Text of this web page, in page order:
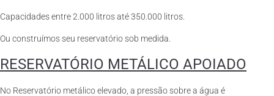
Capacidades entre 2.000 litros até 350.000 litros.
Ou construímos seu reservatório sob medida.
RESERVATÓRIO METÁLICO APOIADO
No Reservatório metálico elevado, a pressão sobre a água é